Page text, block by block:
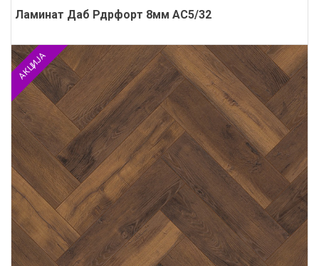
Ламинат Даб Рдрфорт 8мм АС5/32
АКЦИЈА